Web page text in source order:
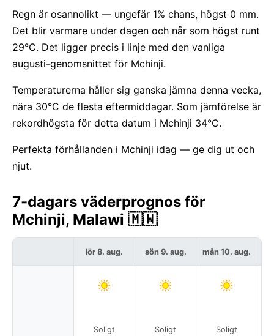
Regn är osannolikt — ungefär 1% chans, högst 0 mm.
Det blir varmare under dagen och når som högst runt
29°C. Det ligger precis i linje med den vanliga
augusti-genomsnittet för Mchinji.
Temperaturerna håller sig ganska jämna denna vecka,
nära 30°C de flesta eftermiddagar. Som jämförelse är
rekordhögsta för detta datum i Mchinji 34°C.
Perfekta förhållanden i Mchinji idag — ge dig ut och
njut.
7-dagars väderprognos för
Mchinji, Malawi 🇲🇼
lör 8. aug.
Soligt
sön 9. aug.
Soligt
mån 10. aug.
Soligt